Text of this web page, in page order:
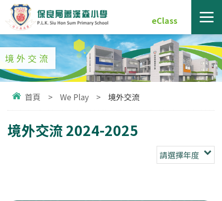
eClass
境外交流
首頁 > We Play > 境外交流
境外交流 2024-2025
請選擇年度